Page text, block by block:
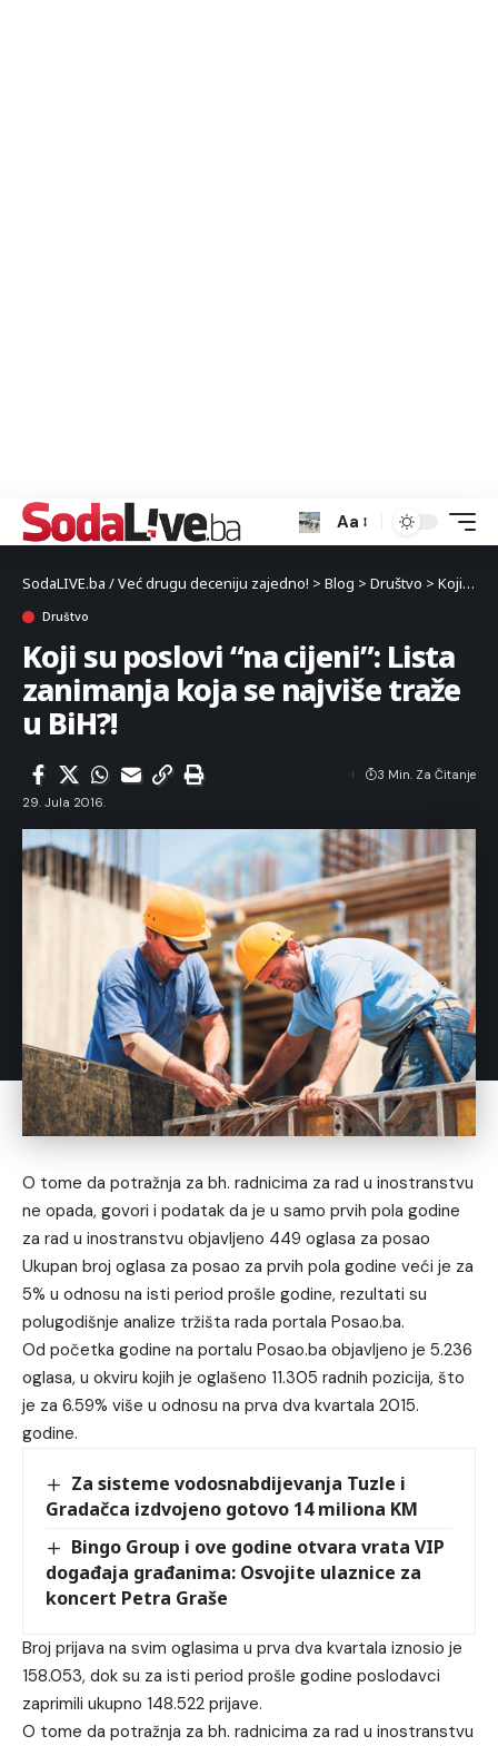
Aa
SodaLIVE.ba / Već drugu deceniju zajedno! > Blog > Društvo > Koji su poslovi “na cijeni”: Lista zanimanja koja se najviše traže u BiH?!
Društvo
Koji su poslovi “na cijeni”: Lista
zanimanja koja se najviše traže
u BiH?!
29. Jula 2016.
3 Min. Za Čitanje
O tome da potražnja za bh. radnicima za rad u inostranstvu
ne opada, govori i podatak da je u samo prvih pola godine
za rad u inostranstvu objavljeno 449 oglasa za posao
Ukupan broj oglasa za posao za prvih pola godine veći je za
5% u odnosu na isti period prošle godine, rezultati su
polugodišnje analize tržišta rada portala Posao.ba.
Od početka godine na portalu Posao.ba objavljeno je 5.236
oglasa, u okviru kojih je oglašeno 11.305 radnih pozicija, što
je za 6.59% više u odnosu na prva dva kvartala 2015.
godine.
Za sisteme vodosnabdijevanja Tuzle i
Gradačca izdvojeno gotovo 14 miliona KM
Bingo Group i ove godine otvara vrata VIP
događaja građanima: Osvojite ulaznice za
koncert Petra Graše
Broj prijava na svim oglasima u prva dva kvartala iznosio je
158.053, dok su za isti period prošle godine poslodavci
zaprimili ukupno 148.522 prijave.
O tome da potražnja za bh. radnicima za rad u inostranstvu